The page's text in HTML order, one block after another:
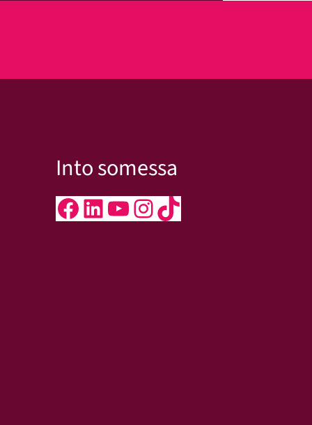
Into somessa
Facebook LinkedIn YouTube InstagramTikTok